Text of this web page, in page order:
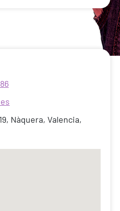
Nàquera, Valencia,